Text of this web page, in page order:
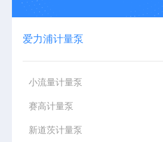
爱力浦计量泵
小流量计量泵
赛高计量泵
新道茨计量泵